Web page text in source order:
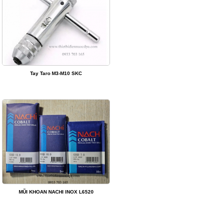
Tay Taro M3-M10 SKC
MŨI KHOAN NACHI INOX L6520